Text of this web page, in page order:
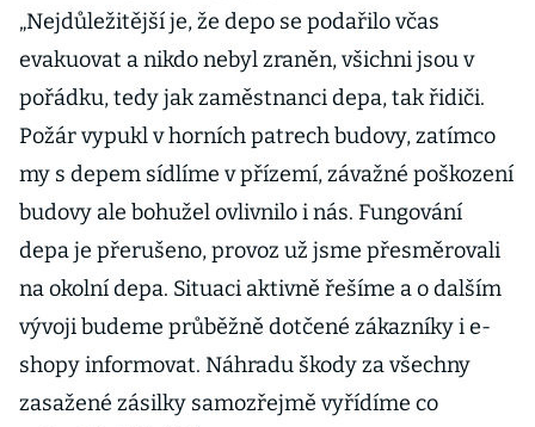
„Nejdůležitější je, že depo se podařilo včas
evakuovat a nikdo nebyl zraněn, všichni jsou v
pořádku, tedy jak zaměstnanci depa, tak řidiči.
Požár vypukl v horních patrech budovy, zatímco
my s depem sídlíme v přízemí, závažné poškození
budovy ale bohužel ovlivnilo i nás. Fungování
depa je přerušeno, provoz už jsme přesměrovali
na okolní depa. Situaci aktivně řešíme a o dalším
vývoji budeme průběžně dotčené zákazníky i e-
shopy informovat. Náhradu škody za všechny
zasažené zásilky samozřejmě vyřídíme co